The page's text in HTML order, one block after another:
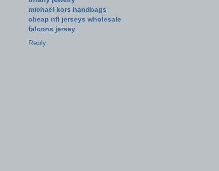
michael kors handbags
cheap nfl jerseys wholesale
falcons jersey
Reply